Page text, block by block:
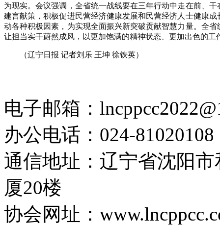
为现实。会议强调，全省统一战线要在三年行动中走在前、
建言献策，积极促进民营经济健康发展和民营经济人士健康
动各种积极因素，为实现全面振兴新突破贡献智慧力量。全
让担当实干蔚然成风，以更加饱满的精神状态、更加出色的
（辽宁日报 记者刘乐 王坤 徐铁英）
电子邮箱：
办公电话：024-81020108
通信地址：辽宁省沈阳
厦20楼
协会网址：